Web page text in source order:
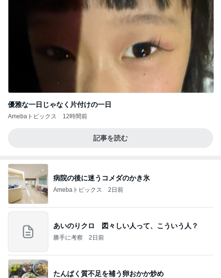
優雅な一日じゃなく片付けの一日
Amebaトピックス 12時間前
記事を読む
病院の後に迷うコメダのかき氷
Amebaトピックス 2日前
あいのりクロ 図々しい人って、こういう人？
勝手に考察 2日前
たんぱく質不足を補う卵おかか炒め